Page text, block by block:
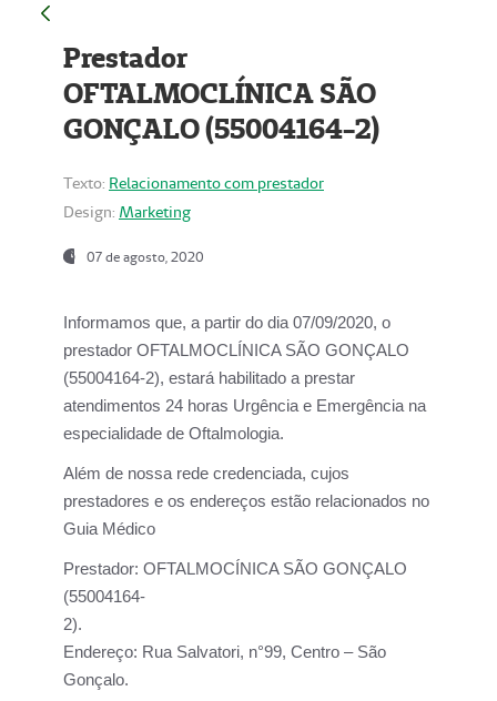
Prestador
OFTALMOCLÍNICA SÃO
GONÇALO (55004164-2)
Texto: Relacionamento com prestador
Design: Marketing
07 de agosto, 2020
Informamos que, a partir do dia07/09/2020, o
prestador OFTALMOCLÍNICA SÃO GONÇALO
(55004164-2), estará habilitado a prestar
atendimentos 24 horas Urgência e Emergência na
especialidade de Oftalmologia.
Além de nossa rede credenciada, cujos
prestadores e os endereços estão relacionados no
Guia Médico
Prestador: OFTALMOCÍNICA SÃO GONÇALO
(55004164-
2).
Endereço: Rua Salvatori, n°99, Centro – São
Gonçalo.